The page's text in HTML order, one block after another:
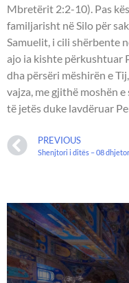
Mbretërit 2:2-10). Pas
familjarisht në Silo për
Samuelit, i cili shërbente
ajo ia kishte përkushtuar
dha përsëri mëshirën e
vajza, me gjithë moshën
të jetës duke lavdëruar
PREVIOUS
Shenjtori i ditës – 08 dhjetor